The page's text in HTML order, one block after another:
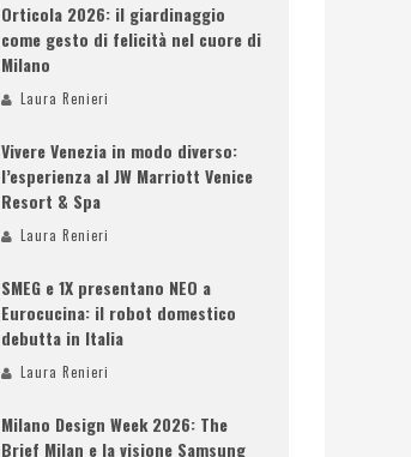
Orticola 2026: il giardinaggio
come gesto di felicità nel cuore di
Milano
Laura Renieri
Vivere Venezia in modo diverso:
l’esperienza al JW Marriott Venice
Resort & Spa
Laura Renieri
SMEG e 1X presentano NEO a
Eurocucina: il robot domestico
debutta in Italia
Laura Renieri
Milano Design Week 2026: The
Brief Milan e la visione Samsung